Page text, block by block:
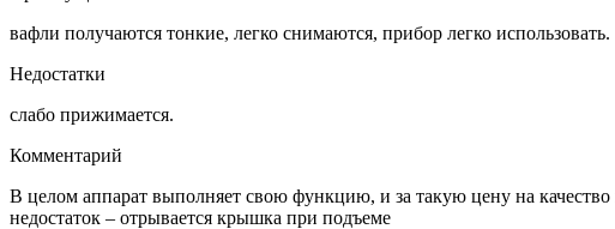
вафли получаются тонкие, легко снимаются, прибор легко использовать.
Недостатки
слабо прижимается.
Комментарий
В целом аппарат выполняет свою функцию, и за такую ​​цену на
недостаток – отрывается крышка при подъеме